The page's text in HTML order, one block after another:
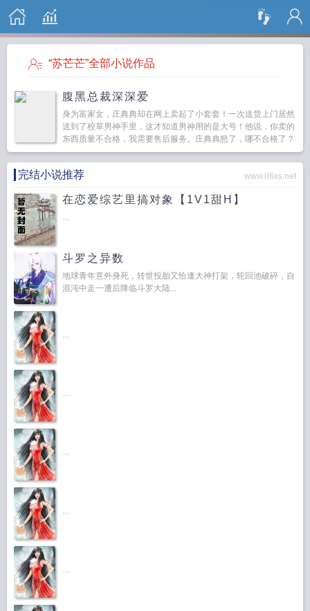
搜 索
“苏芒芒”全部小说作品
腹黑总裁深深爱
身为富家女，庄典典却在网上卖起了小套套！一次送货上门居然
送到了校草男神手里，这才知道男神用的是大号！他说，你卖的
东西质量不合格，我需要售后服务。庄典典怒了，哪不合格了？
老子的产品远销海内外...
完结小说推荐 www.06xs.net
在恋爱综艺里搞对象【1V1甜H】
...
斗罗之异数
地球青年意外身死，转世投胎又恰逢大神打架，轮回池破碎，自
混沌中走一遭后降临斗罗大陆...
...
...
...
...
...